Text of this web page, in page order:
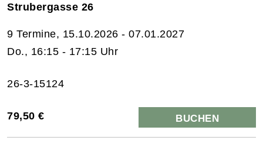
Strubergasse 26
9 Termine, 15.10.2026 - 07.01.2027
Do., 16:15 - 17:15 Uhr
26-3-15124
79,50 € BUCHEN